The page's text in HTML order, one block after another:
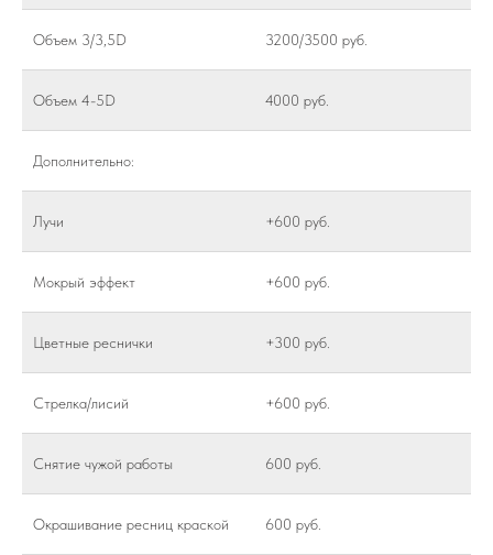
Объем 3/3,5D 3200/3500 руб.
Объем 4-5D 4000 руб.
Дополнительно:
Лучи +600 руб.
Мокрый эффект +600 руб.
Цветные реснички +300 руб.
Стрелка/лисий +600 руб.
Снятие чужой работы 600 руб.
Окрашивание ресниц краской 600 руб.